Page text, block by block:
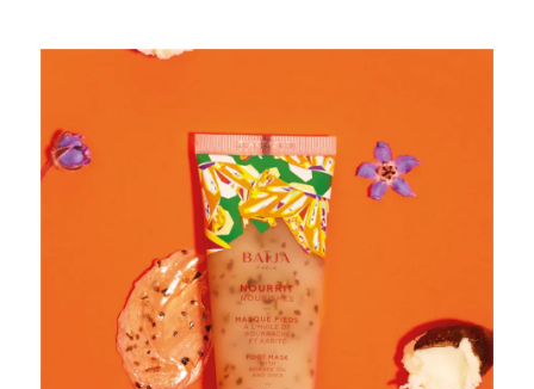
je
hvězdiček.